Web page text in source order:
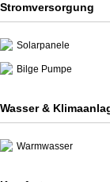
Stromversorgung
Solarpanele
Bilge Pumpe
Wasser &
Warmwasser